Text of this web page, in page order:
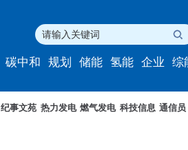
碳中和 规划 储能 氢能 企业 综
纪事文苑 热力发电 燃气发电 科技信息 通信员